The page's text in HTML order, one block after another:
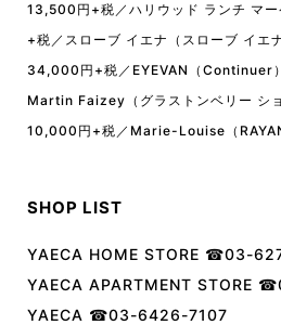
13,500円+税／ハリウッド ランチ マ
+税／スローブ イエナ（スローブ イ
34,000円+税／EYEVAN（
Martin Faizey（グラストンベリー シ
10,000円+税／Marie-Louise（
SHOP LIST
YAECA HOME STORE ☎︎03-
YAECA APARTMENT STORE
YAECA ☎︎03-6426-7107